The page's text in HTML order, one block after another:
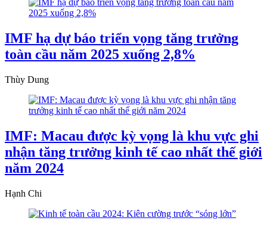
IMF hạ dự báo triển vọng tăng trưởng
toàn cầu năm 2025 xuống 2,8%
Thùy Dung
IMF: Macau được kỳ vọng là khu vực ghi
nhận tăng trưởng kinh tế cao nhất thế giới
năm 2024
Hạnh Chi